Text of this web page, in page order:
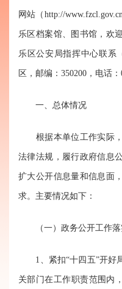
网站（http://
乐区档案馆、图书馆，欢
乐区公安局指挥中心联系
区，邮编：350200，电话：
一、总体情况
根据本单位工作实际
法律法规，履行政府信息
扩大公开信息量和信息面
求。主要情况如下：
（一）政务公开工作
1、紧扣“十四五”开好
关部门在工作职责范围内